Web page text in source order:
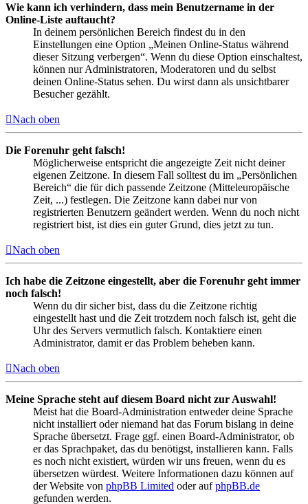
Wie kann ich verhindern, dass mein Benutzername in der
Online-Liste auftaucht?
In deinem persönlichen Bereich findest du in den
Einstellungen eine Option „Meinen Online-Status während
dieser Sitzung verbergen“. Wenn du diese Option einschaltest,
können nur Administratoren, Moderatoren und du selbst
deinen Online-Status sehen. Du wirst dann als unsichtbarer
Besucher gezählt.
Nach oben
Die Forenuhr geht falsch!
Möglicherweise entspricht die angezeigte Zeit nicht deiner
eigenen Zeitzone. In diesem Fall solltest du im „Persönlichen
Bereich“ die für dich passende Zeitzone (Mitteleuropäische
Zeit, ...) festlegen. Die Zeitzone kann dabei nur von
registrierten Benutzern geändert werden. Wenn du noch nicht
registriert bist, ist dies ein guter Grund, dies jetzt zu tun.
Nach oben
Ich habe die Zeitzone eingestellt, aber die Forenuhr geht immer
noch falsch!
Wenn du dir sicher bist, dass du die Zeitzone richtig
eingestellt hast und die Zeit trotzdem noch falsch ist, geht die
Uhr des Servers vermutlich falsch. Kontaktiere einen
Administrator, damit er das Problem beheben kann.
Nach oben
Meine Sprache steht auf diesem Board nicht zur Auswahl!
Meist hat die Board-Administration entweder deine Sprache
nicht installiert oder niemand hat das Forum bislang in deine
Sprache übersetzt. Frage ggf. einen Board-Administrator, ob
er das Sprachpaket, das du benötigst, installieren kann. Falls
es noch nicht existiert, würden wir uns freuen, wenn du es
übersetzen würdest. Weitere Informationen dazu können auf
der Website von phpBB Limited oder aufphpBB.de
gefunden werden.